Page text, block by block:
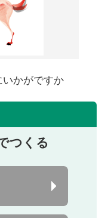
かがですか
つくる